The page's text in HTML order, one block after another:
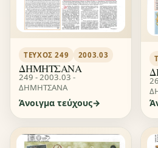
ΤΕΎΧΟΣ 249 2003.03
ΔΗΜΗΤΣΑΝΑ
249 - 2003.03 -
ΔΗΜΗΤΣΑΝΑ
Άνοιγμα τεύχους